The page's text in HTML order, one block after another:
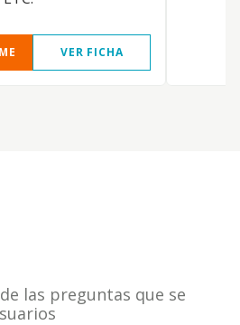
VER FICHA
las preguntas que se